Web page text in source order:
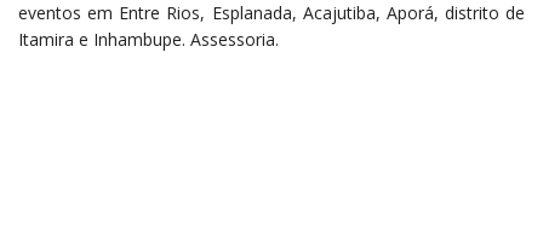
eventos em Entre Rios, Esplanada, Acajutiba, Aporá, distrito de
Itamira e Inhambupe. Assessoria.